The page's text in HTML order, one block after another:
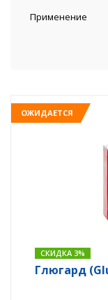
Применение
ОЖИДАЕТСЯ
СКИДКА 3%
Глюгард